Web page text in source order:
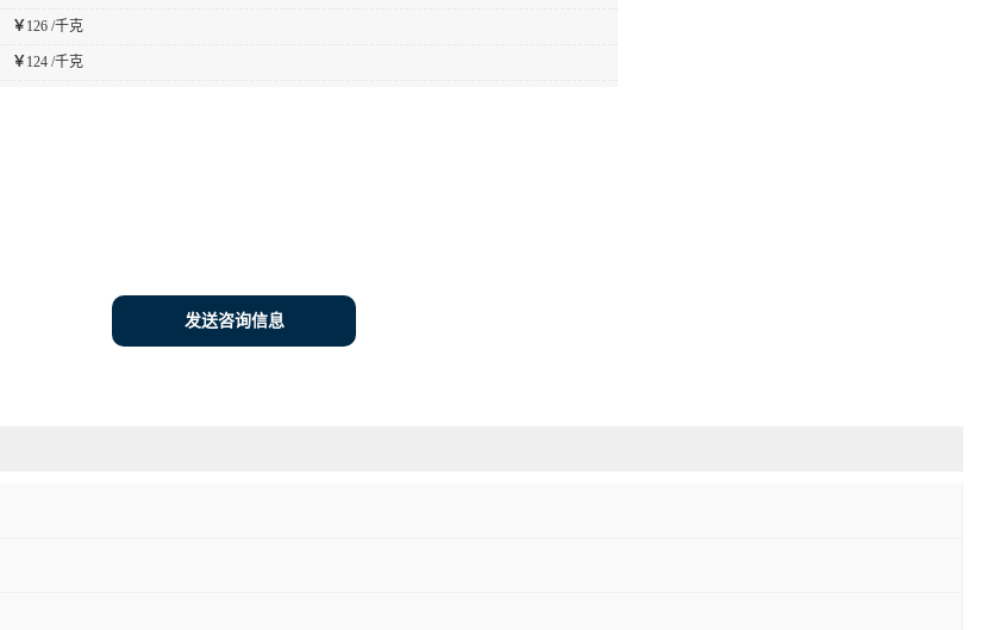
￥ 126 /千克
￥ 124 /千克
发送咨询信息